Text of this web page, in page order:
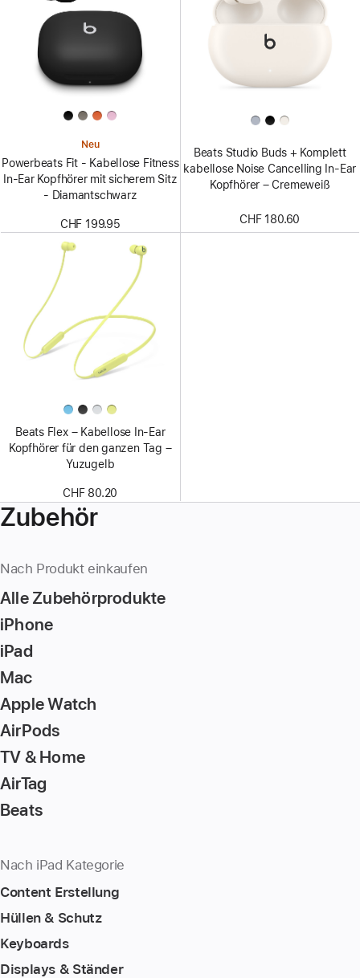
Neu
Powerbeats Fit - Kabellose Fitness
In-Ear Kopfhörer mit sicherem Sitz
- Diamantschwarz
CHF 199.95
Beats Studio Buds + Komplett
kabellose Noise Cancelling In-Ear
Kopfhörer – Cremeweiß
CHF 180.60
Beats Flex – Kabellose In-Ear
Kopfhörer für den ganzen Tag –
Yuzugelb
CHF 80.20
Zubehör
Nach Produkt einkaufen
Alle Zubehörprodukte
iPhone
iPad
Mac
Apple Watch
AirPods
TV & Home
AirTag
Beats
Nach iPad Kategorie
Content Erstellung
Hüllen & Schutz
Keyboards
Displays & Ständer